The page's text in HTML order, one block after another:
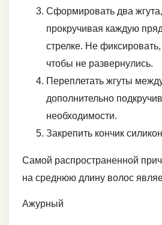
Сформировать два
прокручивая каждую
стрелке. Не
чтобы не развернулись.
Переплетать жгуты
дополнительно
необходимости.
Закрепить кончик
Самой распространенной
на среднюю длину волос
Ажурный